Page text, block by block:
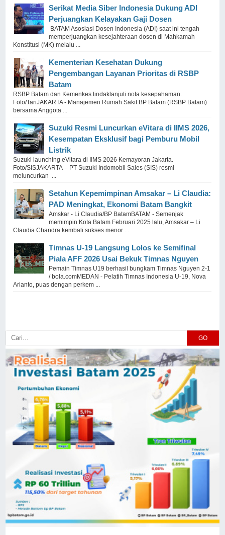
Serikat Media Siber Indonesia Dukung ADI
Perjuangkan Kelayakan Gaji Dosen
BATAM Asosiasi Dosen Indonesia (ADI) saat ini tengah
memperjuangkan kesejahteraan dosen di Mahkamah
Konstitusi (MK) melalu ...
Kementerian Kesehatan Dukung
Pengembangan Layanan Prioritas di RSBP
Batam
RSBP Batam dan Kemenkes tindaklanjuti nota kesepahaman.
Foto/TariJAKARTA - Manajemen Rumah Sakit BP Batam (RSBP Batam)
bersama Anggota ...
Suzuki Resmi Luncurkan eVitara di IIMS 2026,
Kesempatan Eksklusif bagi Pemburu Mobil
Listrik
Suzuki launching eVitara di IIMS 2026 Kemayoran Jakarta.
Foto/SISJAKARTA – PT Suzuki Indomobil Sales (SIS) resmi
meluncurkan ...
Setahun Kepemimpinan Amsakar – Li Claudia:
PAD Meningkat, Ekonomi Batam Bangkit
Amskar - Li Claudia/BP BatamBATAM - Semenjak
memimpin Kota Batam Februari 2025 lalu, Amsakar – Li
Claudia Chandra kembali sukses menor ...
Timnas U-19 Langsung Lolos ke Semifinal
Piala AFF 2026 Usai Bekuk Timnas Nguyen
Pemain Timnas U19 berhasil bungkam Timnas Nguyen 2-1
/ bola.comMEDAN - Pelatih Timnas Indonesia U-19, Nova
Arianto, puas dengan perkem ...
GO